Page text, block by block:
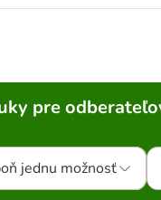
pre
jednu možnosť